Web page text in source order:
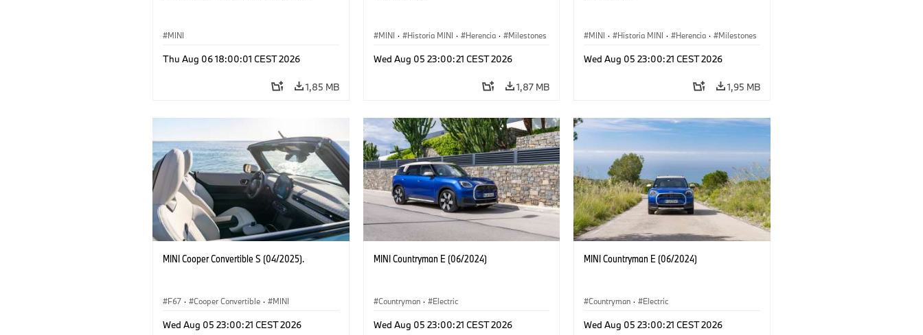
MINI
Thu Aug 06 18:00:01 CEST 2026
1,85 MB
MINI · Historia MINI · Herencia · Milestones
Wed Aug 05 23:00:21 CEST 2026
1,87 MB
MINI · Historia MINI · Herencia · Milestones
Wed Aug 05 23:00:21 CEST 2026
1,95 MB
MINI Cooper Convertible S (04/2025).
F67 · Cooper Convertible · MINI
Wed Aug 05 23:00:21 CEST 2026
MINI Countryman E (06/2024)
Countryman · Electric
Wed Aug 05 23:00:21 CEST 2026
MINI Countryman E (06/2024)
Countryman · Electric
Wed Aug 05 23:00:21 CEST 2026